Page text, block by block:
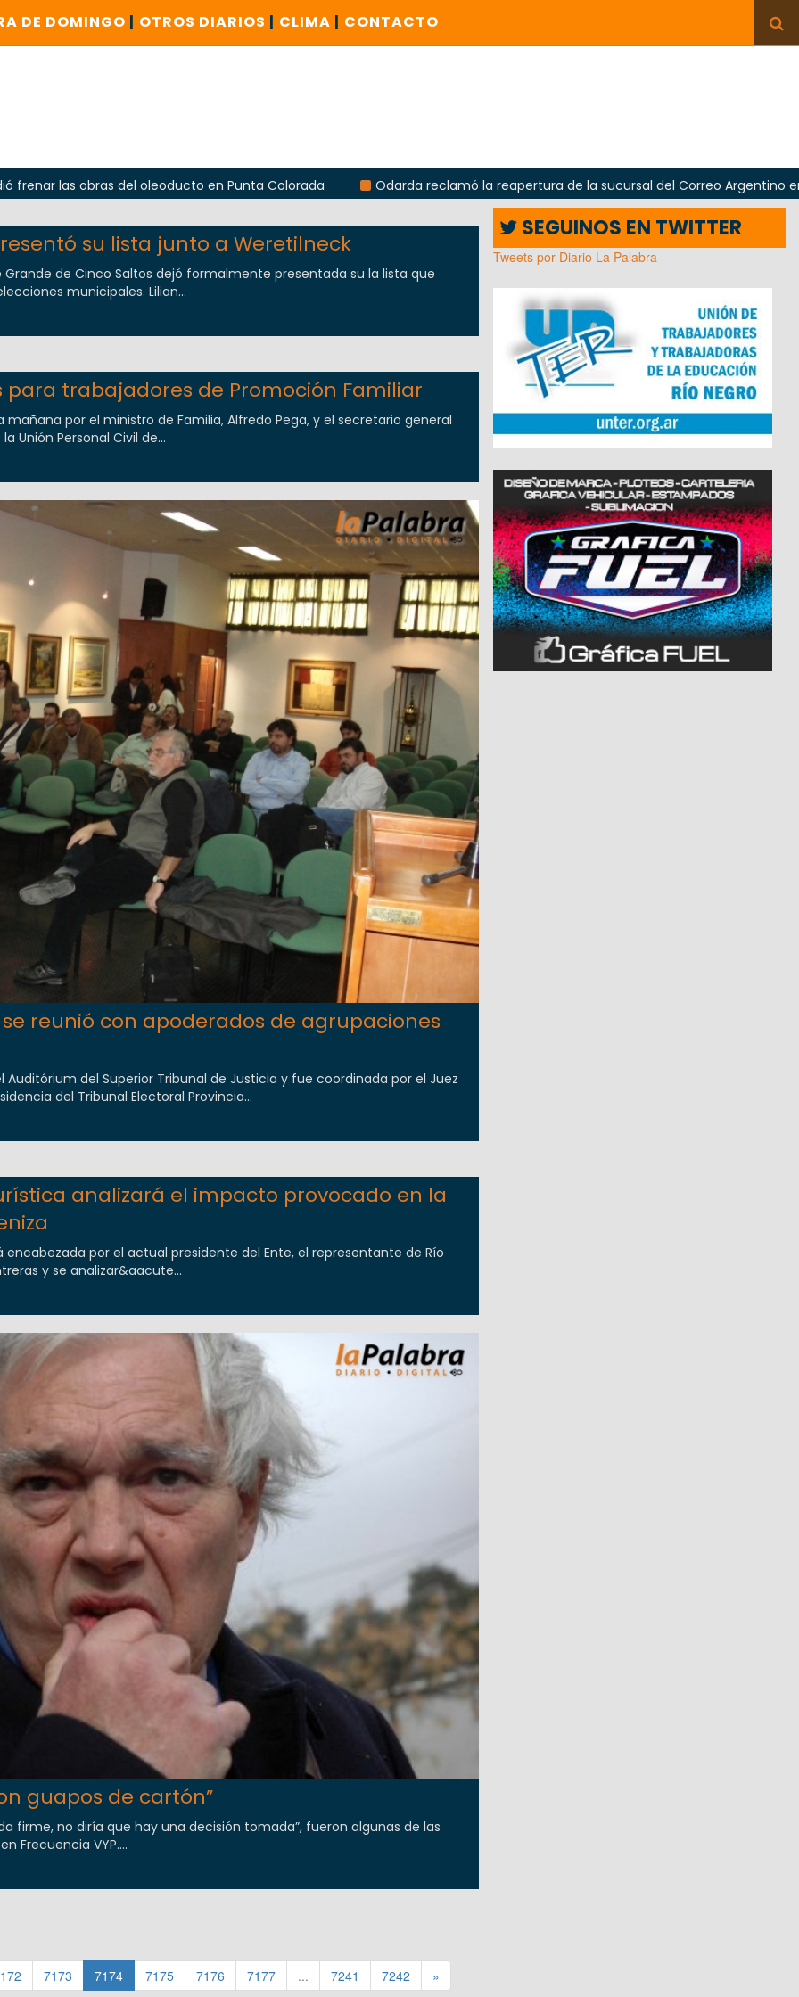
DE DOMINGO | OTROS DIARIOS | CLIMA | CONTACTO
obras del oleoducto en Punta Colorada
Odarda reclamó la reapertura de la sucursal del Correo Argentino en Sierra
su lista junto a Weretilneck
Grande de Cinco Saltos dejó formalmente presentada su la lista que
municipales. Lilian...
para trabajadores de Promoción Familiar
mañana por el ministro de Familia, Alfredo Pega, y el secretario general
Unión Personal Civil de...
reunió con apoderados de agrupaciones
Auditórium del Superior Tribunal de Justicia y fue coordinada por el Juez
del Tribunal Electoral Provincia...
analizará el impacto provocado en la
encabezada por el actual presidente del Ente, el representante de Río
y se analizar&aacute...
guapos de cartón”
firme, no diría que hay una decisión tomada”, fueron algunas de las
Frecuencia VYP....
7173 7174 7175 7176 7177 ... 7241 7242 »
SEGUINOS EN TWITTER
Tweets por Diario La Palabra